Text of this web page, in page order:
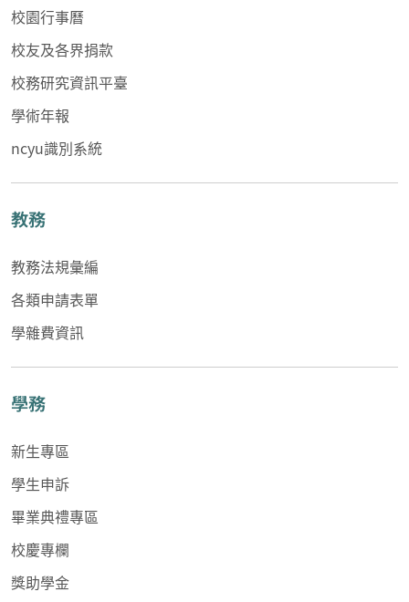
校園行事曆
校友及各界捐款
校務研究資訊平臺
學術年報
ncyu識別系統
教務
教務法規彙編
各類申請表單
學雜費資訊
學務
新生專區
學生申訴
畢業典禮專區
校慶專欄
獎助學金